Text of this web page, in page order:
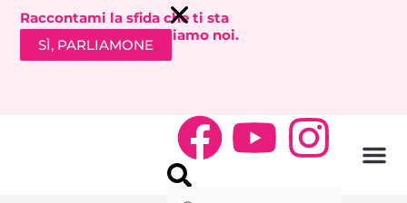
Raccontami la sfida che ti sta
bloccando. Ti richiamiamo noi.
SÌ, PARLIAMONE